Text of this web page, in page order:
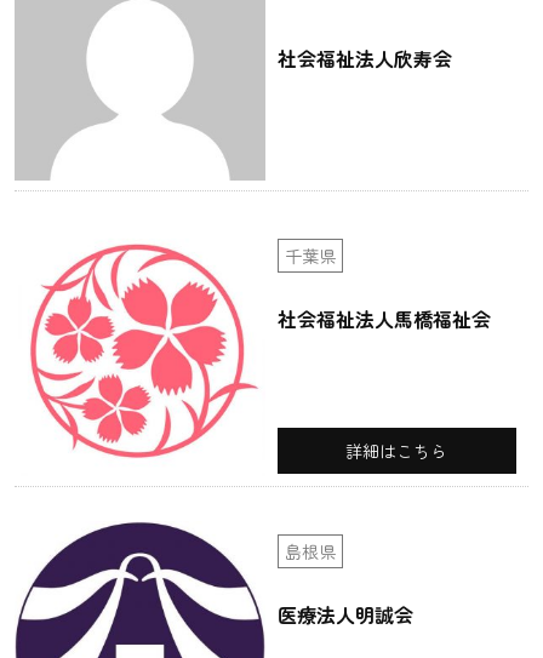
社会福祉法人欣寿会
千葉県
社会福祉法人馬橋福祉会
詳細はこちら
島根県
医療法人明誠会